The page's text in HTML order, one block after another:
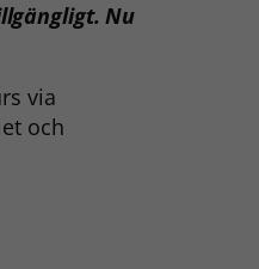
Nu
via
och